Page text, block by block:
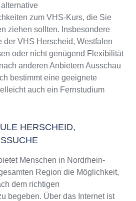
zum VHS-Kurs, die Sie
ziehen sollten. Insbesondere
der VHS Herscheid, Westfalen
oder nicht genügend Flexibilität
anderen Anbietern Ausschau
bestimmt eine geeignete
auch ein Fernstudium
HERSCHEID,
Menschen in Nordrhein-
Region die Möglichkeit,
dem richtigen
begeben. Über das Internet ist